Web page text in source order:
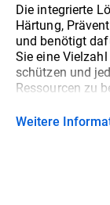
Die integrierte
Härtung,
und benötigt
Sie eine
schützen und
Ressourcen zu
Weitere